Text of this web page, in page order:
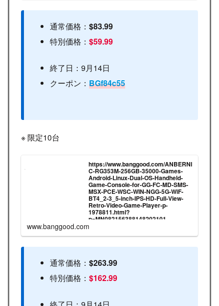
通常価格：$83.99
特別価格：$59.99
終了日：9月14日
クーポン：BGf84c55
※ 限定10台
https://www.banggood.com/ANBERNI
C-RG353M-256GB-35000-Games-
Android-Linux-Dual-OS-Handheld-
Game-Console-for-GG-FC-MD-SMS-
MSX-PCE-WSC-WIN-NGG-5G-WiF-
BT4_2-3_5-inch-IPS-HD-Full-View-
Retro-Video-Game-Player-p-
1978811.html?
p=MN082156388148202101
www.banggood.com
通常価格：$263.99
特別価格：$162.99